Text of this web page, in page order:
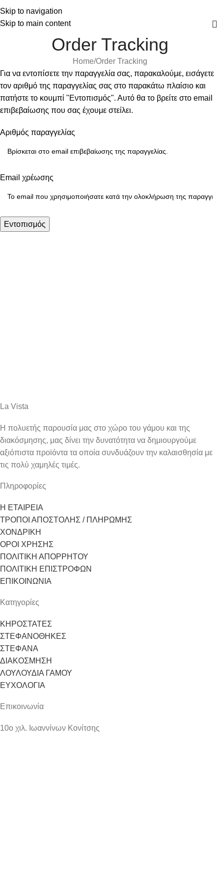
Skip to navigation
Skip to main content
Order Tracking
Home Order Tracking
Για να εντοπίσετε την παραγγελία σας, παρακαλούμε, εισάγετε
τον αριθμό της παραγγελίας σας στο παρακάτω πλαίσιο και
πατήστε το κουμπί "Εντοπισμός". Αυτό θα το βρείτε στο email
επιβεβαίωσης που σας έχουμε στείλει.
Αριθμός παραγγελίας
Email χρέωσης
Εντοπισμός
La Vista
Η πολυετής παρουσία μας στο χώρο του γάμου και της
διακόσμησης, μας δίνει την δυνατότητα να δημιουργούμε
αξιόπιστα προϊόντα τα οποία συνδυάζουν την καλαισθησία με
τις πολύ χαμηλές τιμές.
Πληροφορίες
Η ΕΤΑΙΡΕΙΑ
ΤΡΟΠΟΙ ΑΠΟΣΤΟΛΗΣ / ΠΛΗΡΩΜΗΣ
ΧΟΝΔΡΙΚΗ
ΟΡΟΙ ΧΡΗΣΗΣ
ΠΟΛΙΤΙΚΗ ΑΠΟΡΡΗΤΟΥ
ΠΟΛΙΤΙΚΗ ΕΠΙΣΤΡΟΦΩΝ
ΕΠΙΚΟΙΝΩΝΙΑ
Κατηγορίες
ΚΗΡΟΣΤΑΤΕΣ
ΣΤΕΦΑΝΟΘΗΚΕΣ
ΣΤΕΦΑΝΑ
ΔΙΑΚΟΣΜΗΣΗ
ΛΟΥΛΟΥΔΙΑ ΓΑΜΟΥ
ΕΥΧΟΛΟΓΙΑ
Επικοινωνία
10ο χιλ. Ιωαννίνων Κονίτσης